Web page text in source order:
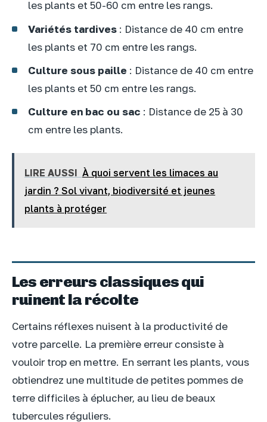
les plants et 50-60 cm entre les rangs.
Variétés tardives : Distance de 40 cm entre
les plants et 70 cm entre les rangs.
Culture sous paille : Distance de 40 cm entre
les plants et 50 cm entre les rangs.
Culture en bac ou sac : Distance de 25 à 30
cm entre les plants.
LIRE AUSSI À quoi servent les limaces au
jardin ? Sol vivant, biodiversité et jeunes
plants à protéger
Les erreurs classiques qui
ruinent la récolte
Certains réflexes nuisent à la productivité de
votre parcelle. La première erreur consiste à
vouloir trop en mettre. En serrant les plants, vous
obtiendrez une multitude de petites pommes de
terre difficiles à éplucher, au lieu de beaux
tubercules réguliers.